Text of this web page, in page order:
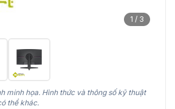
1 / 3
minh họa. Hình thức và thông số kỹ thuật
thể khác.